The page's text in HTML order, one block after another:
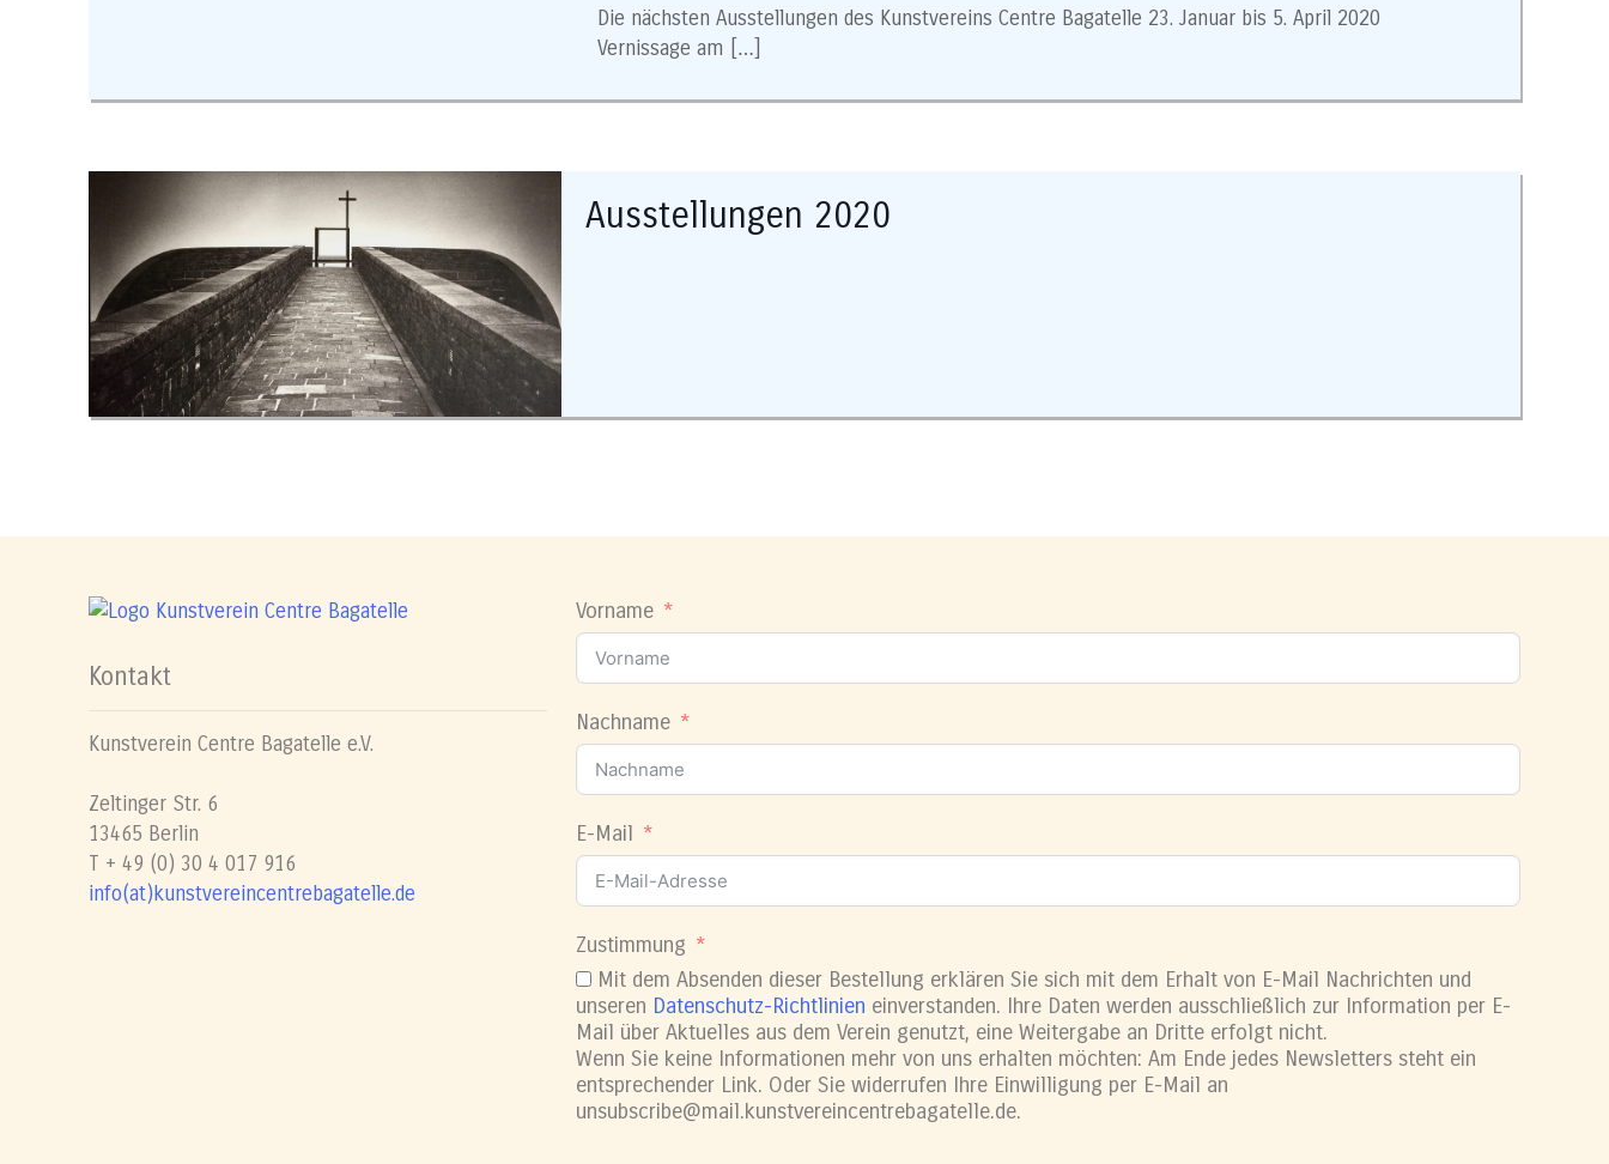
Die nächsten Ausstellungen des Kunstvereins Centre Bagatelle 23. Januar bis 5. April 2020
Vernissage am […]
Ausstellungen 2020
Kontakt
Kunstverein Centre Bagatelle e.V.
Zeltinger Str. 6
13465 Berlin
T + 49 (0) 30 4 017 916
info(at)kunstvereincentrebagatelle.de
Vorname
Nachname
E-Mail
Zustimmung
Mit dem Absenden dieser Bestellung erklären Sie sich mit dem Erhalt von E-Mail Nachrichten und
unseren Datenschutz-Richtlinien einverstanden. Ihre Daten werden ausschließlich zur Information per E-
Mail über Aktuelles aus dem Verein genutzt, eine Weitergabe an Dritte erfolgt nicht.
Wenn Sie keine Informationen mehr von uns erhalten möchten: Am Ende jedes Newsletters steht ein
entsprechender Link. Oder Sie widerrufen Ihre Einwilligung per E-Mail an
unsubscribe@mail.kunstvereincentrebagatelle.de.